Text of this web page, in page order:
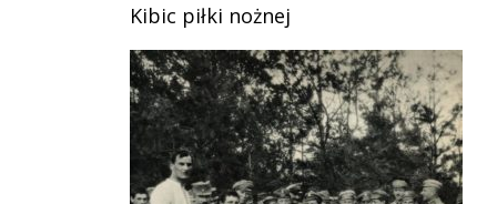
Kibic piłki nożnej